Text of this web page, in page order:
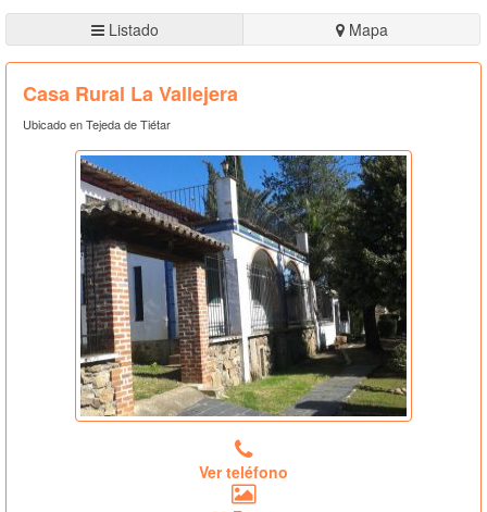
Listado Mapa
Casa Rural La Vallejera
Ubicado en Tejeda de Tiétar
Ver teléfono